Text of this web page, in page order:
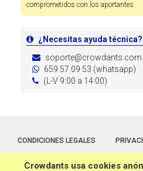
comprometidos con los aportantes.
¿Necesitas ayuda técnica?
soporte@crowdants.com
659 57 09 53 (whatsapp)
(L-V 9:00 a 14:00)
CONDICIONES LEGALES
Crowdants usa cookies